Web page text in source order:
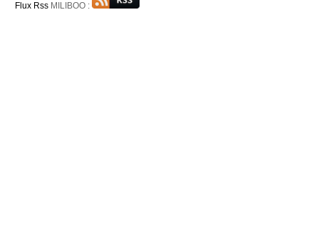
Flux Rss MILIBOO :